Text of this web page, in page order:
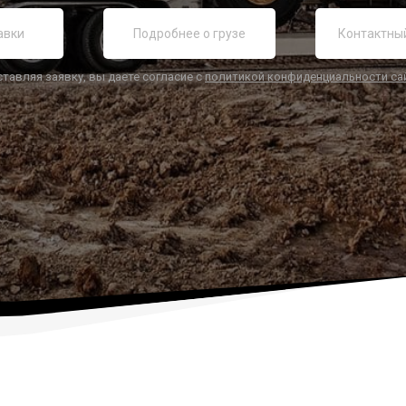
заявку, вы даете согласие сполитикой конфиденциальности